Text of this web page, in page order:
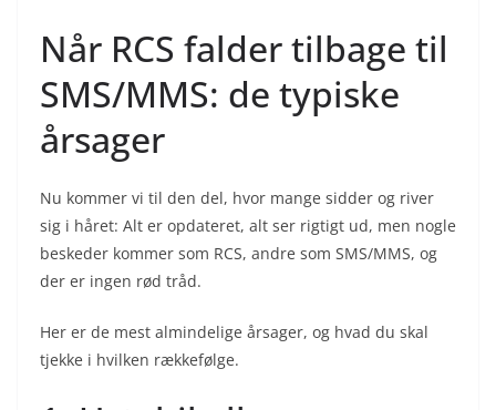
Når RCS falder tilbage til
SMS/MMS: de typiske
årsager
Nu kommer vi til den del, hvor mange sidder og river
sig i håret: Alt er opdateret, alt ser rigtigt ud, men nogle
beskeder kommer som RCS, andre som SMS/MMS, og
der er ingen rød tråd.
Her er de mest almindelige årsager, og hvad du skal
tjekke i hvilken rækkefølge.